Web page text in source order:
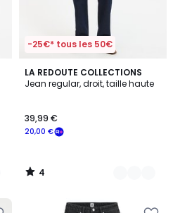
-25€* tous les 50€
LA REDOUTE COLLECTIONS
Jean regular, droit, taille haute
20,00 €
39,99 €
4
/
2
Couleurs
4
/